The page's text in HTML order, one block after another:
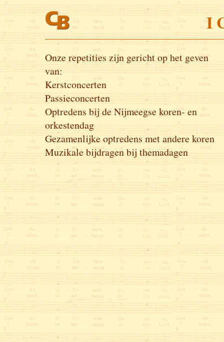
I
Onze repetities zijn gericht op het geven
van:
Kerstconcerten
Passieconcerten
Optredens bij de Nijmeegse koren- en
orkestendag
Gezamenlijke optredens met andere koren
Muzikale bijdragen bij themadagen